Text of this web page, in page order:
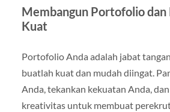
Membangun Portofolio dan
Kuat
Portofolio Anda adalah jabat
buatlah kuat dan mudah diingat.
Anda, tekankan kekuatan Anda,
kreativitas untuk membuat